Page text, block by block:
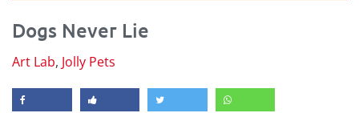
Dogs Never Lie
Art Lab, Jolly Pets